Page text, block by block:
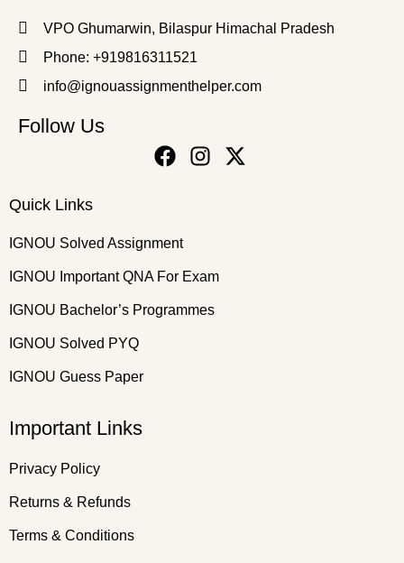
VPO Ghumarwin, Bilaspur Himachal Pradesh
Phone: +919816311521
info@ignouassignmenthelper.com
Follow Us
Quick Links
IGNOU Solved Assignment
IGNOU Important QNA For Exam
IGNOU Bachelor’s Programmes
IGNOU Solved PYQ
IGNOU Guess Paper
Important Links
Privacy Policy
Returns & Refunds
Terms & Conditions